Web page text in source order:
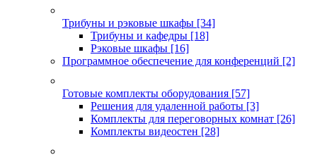
Трибуны и рэковые шкафы [34]
Трибуны и кафедры [18]
Рэковые шкафы [16]
Программное обеспечение для конференций [2]
Готовые комплекты оборудования [57]
Решения для удаленной работы [3]
Комплекты для переговорных комнат [26]
Комплекты видеостен [28]